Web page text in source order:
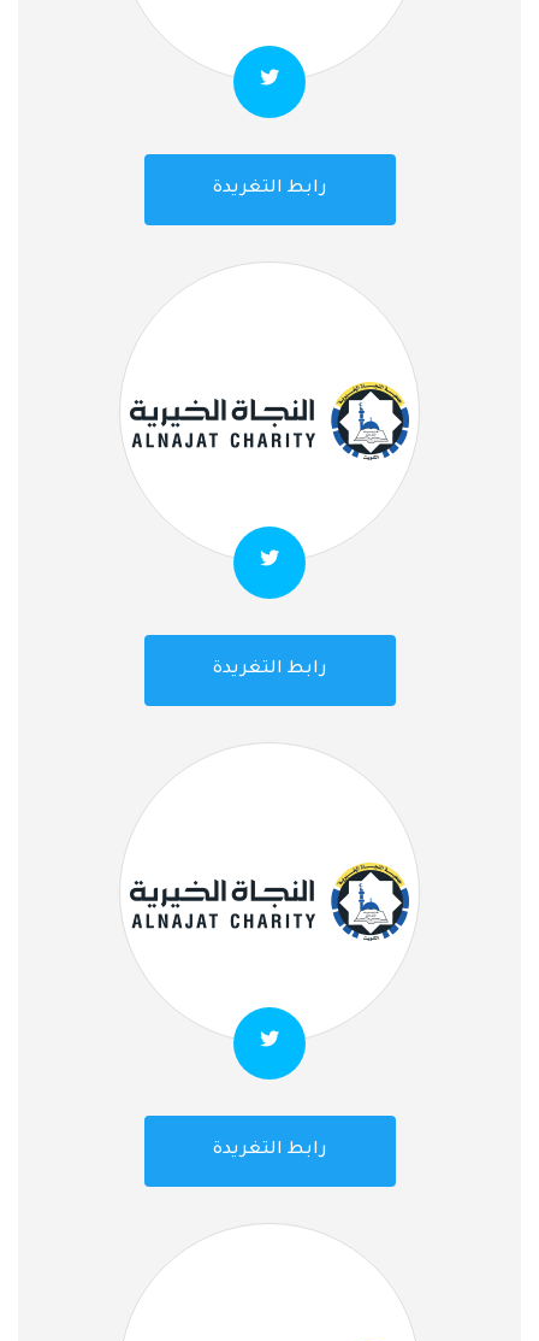
رابط التغريدة
رابط التغريدة
رابط التغريدة